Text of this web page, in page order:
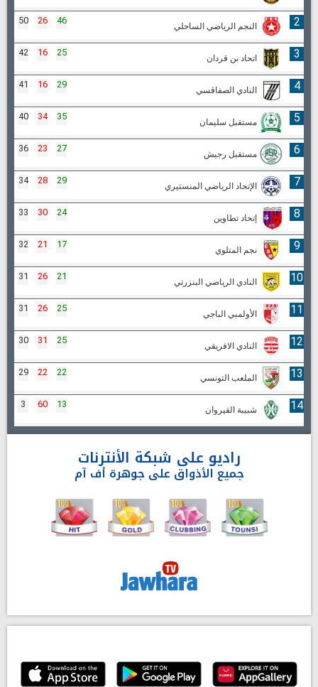
2 النجم الرياضي الساحلي
50 26 46
3 اتحاد بن قردان
42 16 25
4 النادي الصفاقسي
41 16 29
5 مستقبل سليمان
40 34 35
6 مستقبل رجيش
36 23 27
7 الإتحاد الرياضي المنستيري
34 28 29
8 إتحاد تطاوين
33 30 24
9 نجم المتلوي
32 21 17
10 النادي الرياضي البنزرتي
31 26 21
11 الأولمبي الباجي
31 26 25
12 النادي الافريقي
30 31 25
13 الملعب التونسي
29 22 22
14 شبيبة القيروان
3 60 13
راديو على شبكة الأنترنات
جميع الأذواق على جوهرة أف آم